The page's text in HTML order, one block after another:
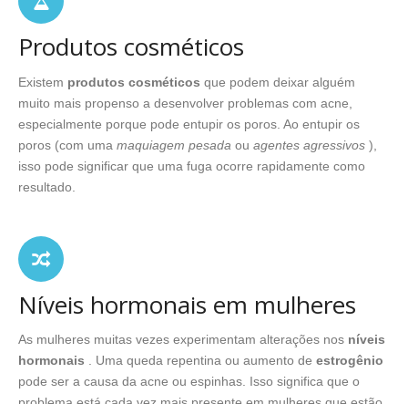
Produtos cosméticos
Existem produtos cosméticos que podem deixar alguém
muito mais propenso a desenvolver problemas com acne,
especialmente porque pode entupir os poros. Ao entupir os
poros (com uma maquiagem pesada ou agentes agressivos ),
isso pode significar que uma fuga ocorre rapidamente como
resultado.
Níveis hormonais em mulheres
As mulheres muitas vezes experimentam alterações nos níveis
hormonais . Uma queda repentina ou aumento de estrogênio
pode ser a causa da acne ou espinhas. Isso significa que o